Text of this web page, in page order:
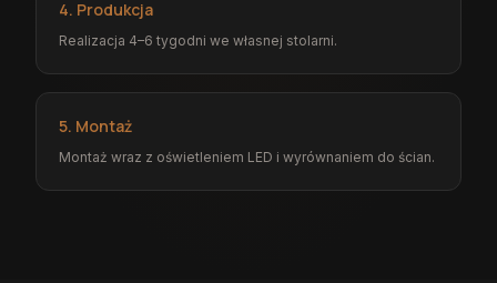
4. Produkcja
Realizacja 4–6 tygodni we własnej stolarni.
5. Montaż
Montaż wraz z oświetleniem LED i wyrównaniem do ścian.